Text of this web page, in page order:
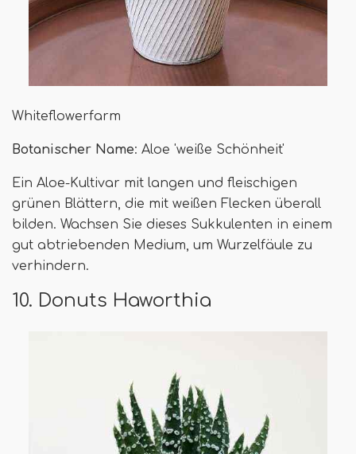
Whiteflowerfarm
Botanischer Name: Aloe 'weiße Schönheit'
Ein Aloe-Kultivar mit langen und fleischigen
grünen Blättern, die mit weißen Flecken überall
bilden. Wachsen Sie dieses Sukkulenten in einem
gut abtriebenden Medium, um Wurzelfäule zu
verhindern.
10. Donuts Haworthia